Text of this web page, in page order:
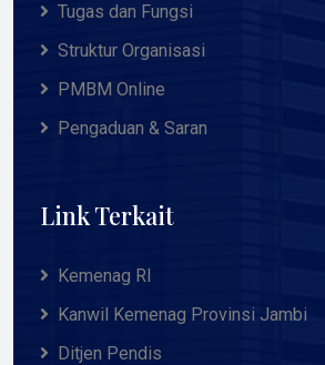
Tugas dan Fungsi
Struktur Organisasi
PMBM Online
Pengaduan & Saran
Link Terkait
Kemenag RI
Kanwil Kemenag Provinsi Jambi
Ditjen Pendis